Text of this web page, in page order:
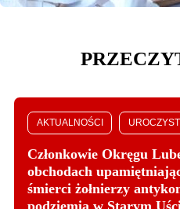
AKTUALNOŚCI
Członkowie Okręgu
obchodach
śmierci żołnierzy
podziemia w Starym